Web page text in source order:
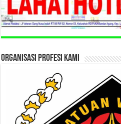
ORGANISASI PROFESI KAMI